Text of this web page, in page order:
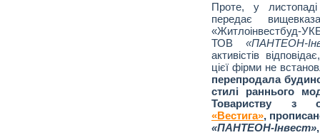
Проте, у
передає
«Житлоінвестбуд-
ТОВ «ПАНТЕОН-
активістів
цієї фірми не
перепродала
стилі раннього
Товариству з
«Вестига»,
«ПАНТЕОН-Інвест»